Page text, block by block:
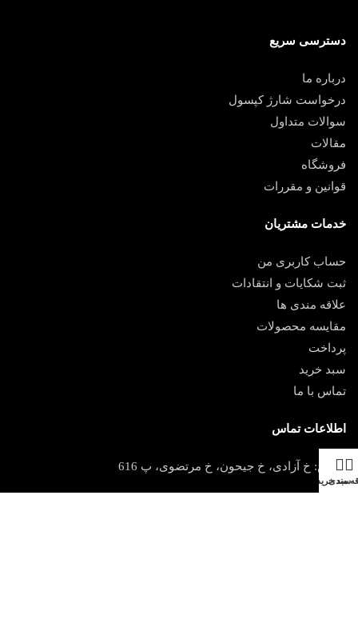
دسترسی سریع
درباره ما
درخواست شارژ کپسول
سوالات متداول
مقالات
فروشگاه
قوانین و مقررات
خدمات مشتریان
حساب کاربری من
ثبت شکایات و انتقادات
علاقه مندی ها
مقایسه محصولات
پرداخت
سبد خرید
تماس با ما
اطلاعات تماس
آدرس: خ آزادی، خ جیحون، خ مرتضوی، پ 616
مندی
سبد خرید